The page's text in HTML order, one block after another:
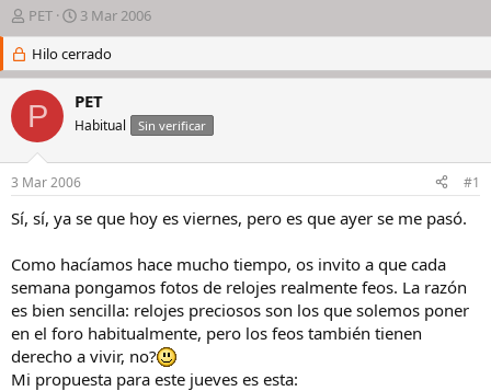
I
n
c
i
a
d
o
d
e
i
l
o
PET
F
e
c
h
a
d
e
i
c
i
3 Mar 2006
Hilo cerrado
P PET
Habitual Sin verificar
3 Mar 2006 #1
Sí, sí, ya se que hoy es viernes, pero es que ayer se me pasó.
Como hacíamos hace mucho tiempo, os invito a que cada
semana pongamos fotos de relojes realmente feos. La razón
es bien sencilla: relojes preciosos son los que solemos poner
en el foro habitualmente, pero los feos también tienen
derecho a vivir, no?
Mi propuesta para este jueves es esta: